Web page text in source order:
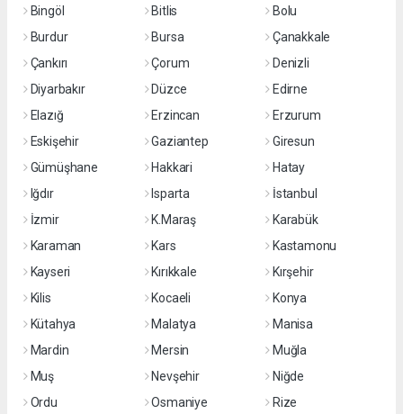
Bingöl
Bitlis
Bolu
Burdur
Bursa
Çanakkale
Çankırı
Çorum
Denizli
Diyarbakır
Düzce
Edirne
Elazığ
Erzincan
Erzurum
Eskişehir
Gaziantep
Giresun
Gümüşhane
Hakkari
Hatay
Iğdır
Isparta
İstanbul
İzmir
K.Maraş
Karabük
Karaman
Kars
Kastamonu
Kayseri
Kırıkkale
Kırşehir
Kilis
Kocaeli
Konya
Kütahya
Malatya
Manisa
Mardin
Mersin
Muğla
Muş
Nevşehir
Niğde
Ordu
Osmaniye Rize